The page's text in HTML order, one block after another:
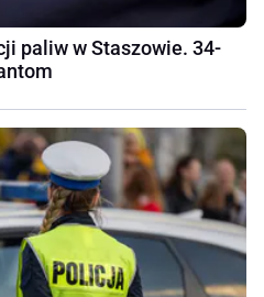
paliw w Staszowie. 34-